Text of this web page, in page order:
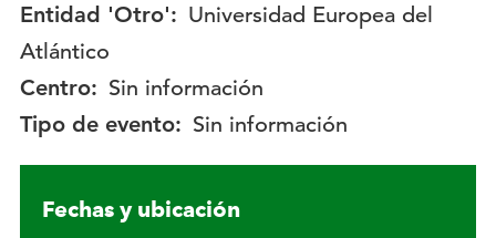
Entidad 'Otro': Universidad Europea del
Atlántico
Centro: Sin información
Tipo de evento: Sin información
Fechas y ubicación